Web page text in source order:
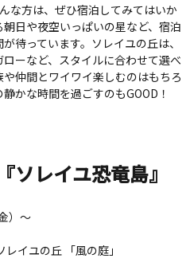
な方は、ぜひ宿泊してみてはいか
日や夜空いっぱいの星など、宿泊
待っています。ソレイユの丘は、
ーなど、スタイルに合わせて選べ
仲間とワイワイ楽しむのはもちろ
かな時間を過ごすのもGOOD！
ソレイユ恐竜島』
）～
イユの丘 「風の庭」